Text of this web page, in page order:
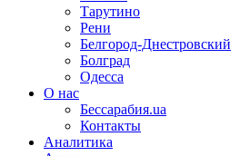
Тарутино
Рени
Белгород-Днестровский
Болград
Одесса
О нас
Бессарабия.ua
Контакты
Аналитика